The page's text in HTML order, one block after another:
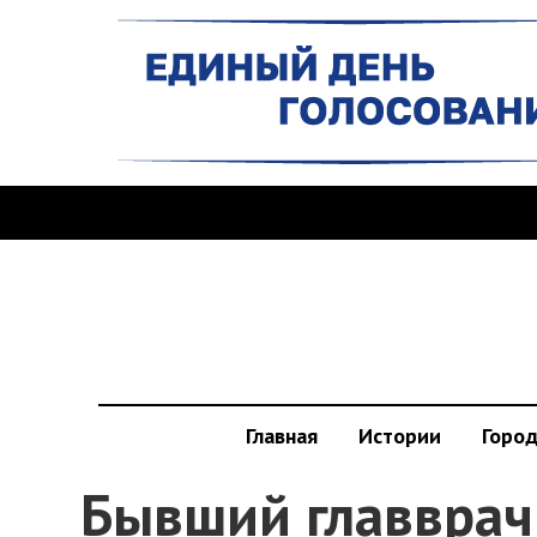
Главная Истории Город
Бывший